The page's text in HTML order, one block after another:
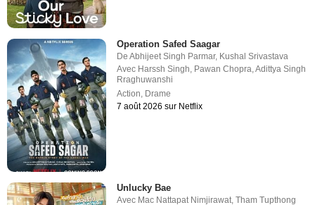
Operation Safed Saagar
DeAbhijeet Singh Parmar, Kushal Srivastava
Avec Harssh Singh, Pawan Chopra,Adittya Singh
Rraghuwanshi
Action, Drame
7 août 2026 sur Netflix
Unlucky Bae
Avec Mac Nattapat Nimjirawat ,Tham Tupthong